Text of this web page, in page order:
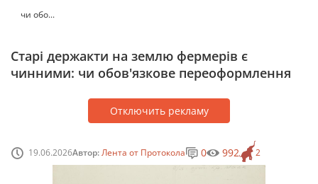
чи обо...
Старі держакти на землю фермерів є
чинними: чи обов'язкове переоформлення
Отключить рекламу
19.06.2026Автор:Лента от Протокола 2
0 992